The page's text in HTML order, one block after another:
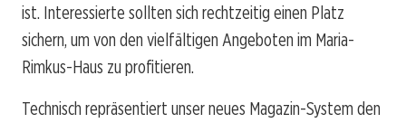
ist. Interessierte sollten sich rechtzeitig einen Platz
sichern, um von den vielfältigen Angeboten im Maria-
Rimkus-Haus zu profitieren.
Technisch repräsentiert unser neues Magazin-System den